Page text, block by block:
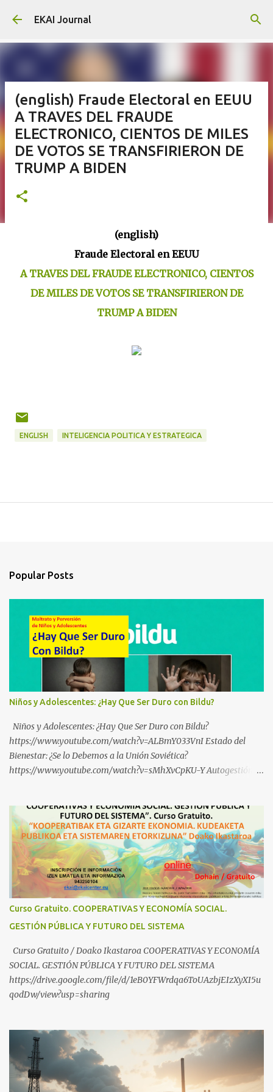
EKAI Journal
(english) Fraude Electoral en EEUU
A TRAVES DEL FRAUDE
ELECTRONICO, CIENTOS DE MILES
DE VOTOS SE TRANSFIRIERON DE
TRUMP A BIDEN
(english)
Fraude Electoral en EEUU
A TRAVES DEL FRAUDE ELECTRONICO, CIENTOS
DE MILES DE VOTOS SE TRANSFIRIERON DE
TRUMP A BIDEN
ENGLISH INTELIGENCIA POLITICA Y ESTRATEGICA
Popular Posts
Niños y Adolescentes: ¿Hay Que Ser Duro con Bildu?
Niños y Adolescentes: ¿Hay Que Ser Duro con Bildu?
https://www.youtube.com/watch?v=ALBmY033VnI Estado del
Bienestar: ¿Se lo Debemos a la Unión Soviética?
https://www.youtube.com/watch?v=sMhXvCpKU-Y Autogestión
Industrial https://www.youtube.com/shorts/dGKjgqEvRHk
¿Conoces los nuevos canales de BABESTU? Si quieres hacer algo, o
compartir ideas, para proteger a los niños y adolescentes vascos
frente a abusos y manipulaciones: BABESTUren kanal berriak
ezagutzen dituzu? Euskal haurrak eta nerabeak abusu eta
manipulazioetatik babesteko zerbait egin nahi baduzu, edo ideiak
partekatu nahi badituzu: Telegram :
https://whatsapp.com/channel/0029VbBW56k0LKZJWzQyoE1T
SÍGUENOS EN YOUTUBE: https://www.youtube.com/@ekaicenter?
sub_confirmation=1
Curso Gratuito. COOPERATIVAS Y ECONOMÍA SOCIAL.
GESTIÓN PÚBLICA Y FUTURO DEL SISTEMA
Curso Gratuito / Doako Ikastaroa COOPERATIVAS Y ECONOMÍA
SOCIAL. GESTIÓN PÚBLICA Y FUTURO DEL SISTEMA
https://drive.google.com/file/d/1eB0YFWrdqa6ToUAzbjEIzXyXI5u
qodDw/view?usp=sharing